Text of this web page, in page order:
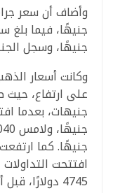
جنيهًا، وسجل الجنيه
وكانت أسعار
4745 دولارًا، قبل أن تغلق عند 4716 دولارًا.